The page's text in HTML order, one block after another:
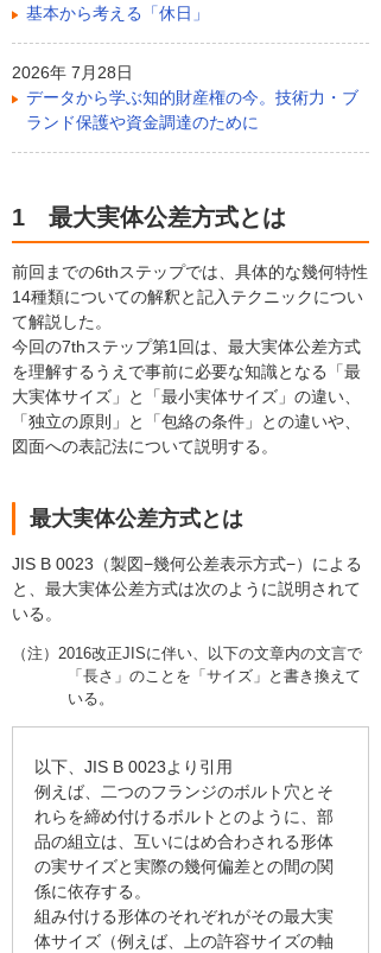
基本から考える「休日」
2026年 7月28日
データから学ぶ知的財産権の今。技術力・ブ
ランド保護や資金調達のために
1 最大実体公差方式とは
前回までの6thステップでは、具体的な幾何特性
14種類についての解釈と記入テクニックについ
て解説した。
今回の7thステップ第1回は、最大実体公差方式
を理解するうえで事前に必要な知識となる「最
大実体サイズ」と「最小実体サイズ」の違い、
「独立の原則」と「包絡の条件」との違いや、
図面への表記法について説明する。
最大実体公差方式とは
JIS B 0023（製図−幾何公差表示方式−）による
と、最大実体公差方式は次のように説明されて
いる。
（注）2016改正JISに伴い、以下の文章内の文言で
「長さ」のことを「サイズ」と書き換えて
いる。
以下、JIS B 0023より引用
例えば、二つのフランジのボルト穴とそ
れらを締め付けるボルトとのように、部
品の組立は、互いにはめ合わされる形体
の実サイズと実際の幾何偏差との間の関
係に依存する。
組み付ける形体のそれぞれがその最大実
体サイズ（例えば、上の許容サイズの軸